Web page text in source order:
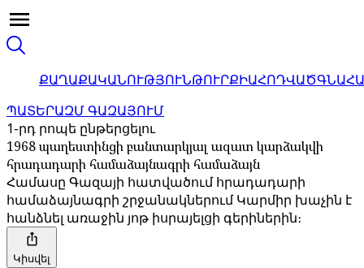
ՔԱՂԱՔԱԿԱՆՈՒԹՅՈՒՆԹՈՒՐՔԻԱՀՈԴՎԱԾ
ՊԱՏԵՐԱԶՄ ԳԱԶԱՅՈՒՄ
1-րդ րոպե ընթերցելու
1968 պաղեստինցի բանտարկյալ ազատ կարձակվի
հրադադարի համաձայնագրի համաձայն
Համասը Գազայի հատվածում հրադադարի
համաձայնագրի շրջանակներում Կարմիր խաչին է
հանձնել առաջին յոթ իսրայելցի գերիներին։
Կիսվել